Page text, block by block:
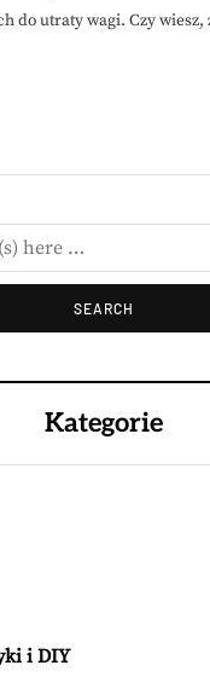
do utraty wagi. Czy wiesz,
Kategorie
i DIY